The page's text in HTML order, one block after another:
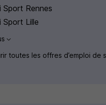
Sport Rennes
Sport Lille
toutes les offres d’emploi de